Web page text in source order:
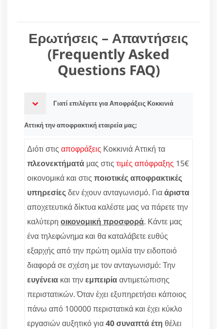
Ερωτήσεις – Απαντήσεις
(Frequently Asked
Questions FAQ)
Γιατί επιλέγετε για Αποφράξεις Κοκκινιά
Αττική την αποφρακτική εταιρεία μας;
Διότι στις αποφράξεις Κοκκινιά Αττική τα
πλεονεκτήματά μας στις τιμές απόφραξης 15€
οικονομικά και στις ποιοτικές αποφρακτικές
υπηρεσίεςδεν έχουν ανταγωνισμό. Γιαάριστα
αποχετευτικά δίκτυα καλέστε μας να πάρετε την
καλύτερη οικονομική προσφορά. Κάντε μας
ένα τηλεφώνημα και θα καταλάβετε ευθύς
εξαρχής από την πρώτη ομιλία την ειδοποιό
διαφορά σε σχέση με τον ανταγωνισμό: Την
ευγένεια και τηνεμπειρίααντιμετώπισης
περιστατικών. Όταν έχει εξυπηρετήσει κάποιος
πάνω από 100000 περιστατικά και έχει κύκλο
εργασιών αυξητικό για40 συναπτά έτη θέλει